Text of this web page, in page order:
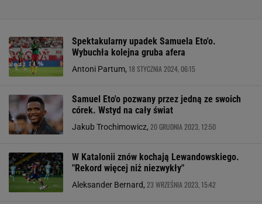
Spektakularny upadek Samuela Eto'o.
Wybuchła kolejna gruba afera
Antoni Partum, 18 STYCZNIA 2024, 06:15
Samuel Eto'o pozwany przez jedną ze swoich
córek. Wstyd na cały świat
Jakub Trochimowicz, 20 GRUDNIA 2023, 12:50
W Katalonii znów kochają Lewandowskiego.
"Rekord więcej niż niezwykły"
Aleksander Bernard, 23 WRZEŚNIA 2023, 15:42